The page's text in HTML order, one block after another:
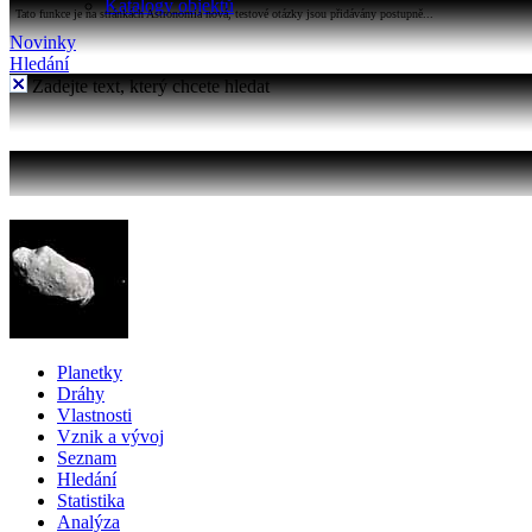
Katalogy objektů
Tato funkce je na stránkách Astronomia nová, testové otázky jsou přidávány postupně...
Novinky
Hledání
Zadejte text, který chcete hledat
Planetky
Dráhy
Vlastnosti
Vznik a vývoj
Seznam
Hledání
Statistika
Analýza